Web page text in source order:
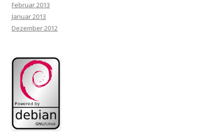
Februar 2013
Januar 2013
Dezember 2012